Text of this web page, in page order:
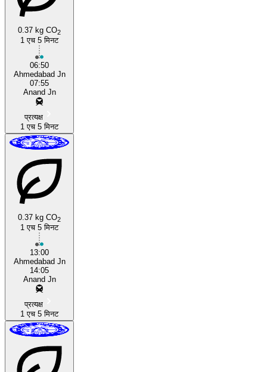
0.37 kg CO2
1 एच 5 मिनट
06:50
Ahmedabad Jn
07:55
Anand Jn
प्रत्यक्ष
1 एच 5 मिनट
0.37 kg CO2
1 एच 5 मिनट
13:00
Ahmedabad Jn
14:05
Anand Jn
प्रत्यक्ष
1 एच 5 मिनट